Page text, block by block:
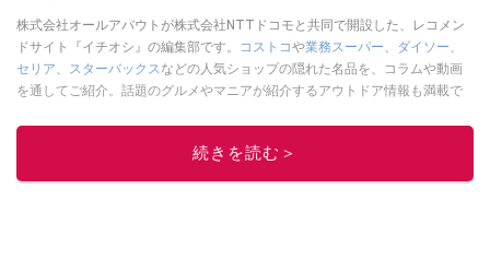
株式会社オールアバウトが株式会社NTTドコモと共同で開設した、レコメン
ドサイト『イチオシ』の編集部です。
コストコや業務スーパー、 ダイソー、
セリア、 スターバックスなどの人気ショップの隠れた名品を、コラムや動画
を通してご紹介。話題のグルメやマニアが紹介するアウトドア情報も満載で
レビューしています。毎日トレンド情報をお届けしているので、ぜひ
してください！続きを読む＞